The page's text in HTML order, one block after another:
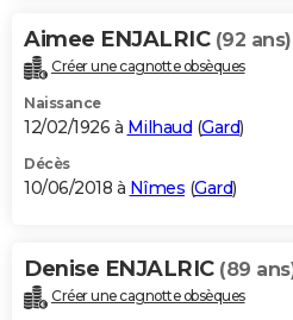
Aimee ENJALRIC (92 ans)
Créer une cagnotte obsèques
Naissance
12/02/1926 à Milhaud (Gard)
Décès
10/06/2018 à Nîmes (Gard)
Denise ENJALRIC (89
Créer une cagnotte obsèques